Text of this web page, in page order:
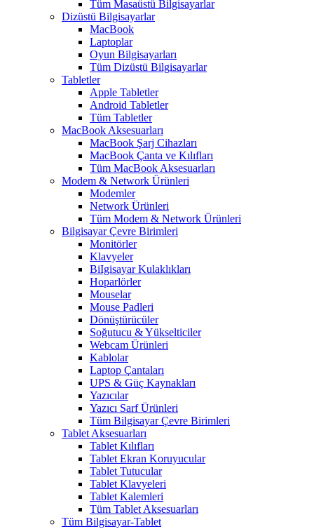
Tüm Masaüstü Bilgisayarlar
Dizüstü Bilgisayarlar
MacBook
Laptoplar
Oyun Bilgisayarları
Tüm Dizüstü Bilgisayarlar
Tabletler
Apple Tabletler
Android Tabletler
Tüm Tabletler
MacBook Aksesuarları
MacBook Şarj Cihazları
MacBook Çanta ve Kılıfları
Tüm MacBook Aksesuarları
Modem & Network Ürünleri
Modemler
Network Ürünleri
Tüm Modem & Network Ürünleri
Bilgisayar Çevre Birimleri
Monitörler
Klavyeler
BiIgisayar Kulaklıkları
Hoparlörler
Mouselar
Mouse Padleri
Dönüştürücüler
Soğutucu & Yükselticiler
Webcam Ürünleri
Kablolar
Laptop Çantaları
UPS & Güç Kaynakları
Yazıcılar
Yazıcı Sarf Ürünleri
Tüm Bilgisayar Çevre Birimleri
Tablet Aksesuarları
Tablet Kılıfları
Tablet Ekran Koruyucular
Tablet Tutucular
Tablet Klavyeleri
Tablet Kalemleri
Tüm Tablet Aksesuarları
Tüm Bilgisayar-Tablet